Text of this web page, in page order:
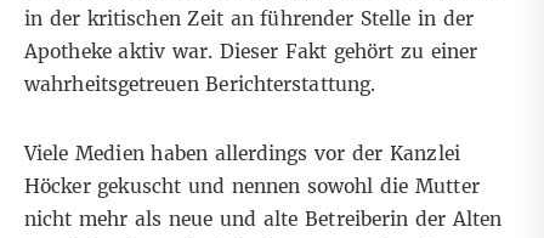
in der kritischen Zeit an führender Stelle in der
Apotheke aktiv war. Dieser Fakt gehört zu einer
wahrheitsgetreuen Berichterstattung.
Viele Medien haben allerdings vor der Kanzlei
Höcker gekuscht und nennen sowohl die Mutter
nicht mehr als neue und alte Betreiberin der Alten